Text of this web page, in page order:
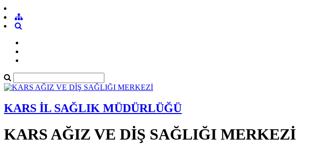
KARS İL SAĞLIK MÜDÜRLÜĞÜ
KARS AĞIZ VE DİŞ SAĞLIĞI MERKEZİ